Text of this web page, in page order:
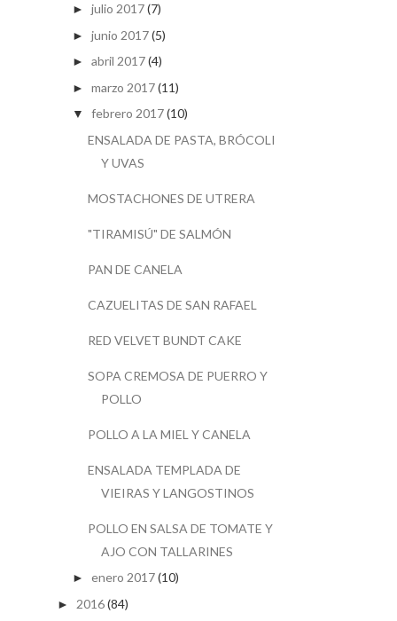
► julio 2017(7)
► junio 2017(5)
► abril 2017(4)
► marzo 2017(11)
▼ febrero 2017(10)
ENSALADA DE PASTA, BRÓCOLI
Y UVAS
MOSTACHONES DE UTRERA
"TIRAMISÚ" DE SALMÓN
PAN DE CANELA
CAZUELITAS DE SAN RAFAEL
RED VELVET BUNDT CAKE
SOPA CREMOSA DE PUERRO Y
POLLO
POLLO A LA MIEL Y CANELA
ENSALADA TEMPLADA DE
VIEIRAS Y LANGOSTINOS
POLLO EN SALSA DE TOMATE Y
AJO CON TALLARINES
► enero 2017(10)
► 2016(84)